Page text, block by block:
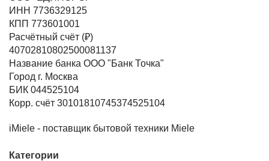
ИНН 7736329125
КПП 773601001
Расчётный счёт (₽)
40702810802500081137
Название банка ООО "Банк Точка"
Город г. Москва
БИК 044525104
Корр. счёт 30101810745374525104
iMiele - поставщик бытовой техники Miele
Категории